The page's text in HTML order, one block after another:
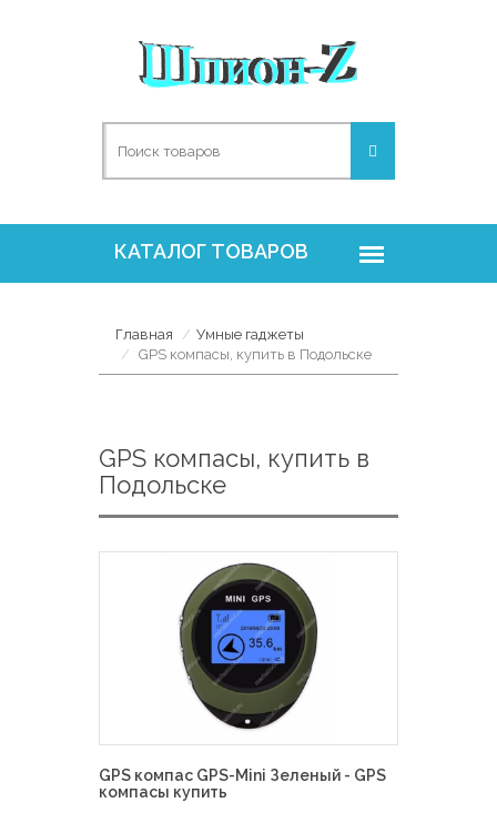
Главная
Умные гаджеты
GPS компасы, купить в Подольске
GPS компасы, купить в
Подольске
GPS компас GPS-Mini Зеленый - GPS
компасы купить